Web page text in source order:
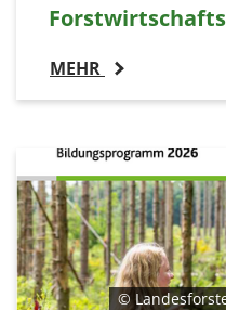
MEHR
©